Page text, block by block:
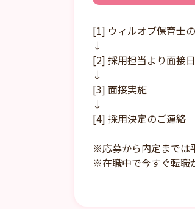
[1] ウィルオブ保育士
↓
[2] 採用担当より面接
↓
[3] 面接実施
↓
[4] 採用決定のご連絡
※応募から内定までは
※在職中で今すぐ転職